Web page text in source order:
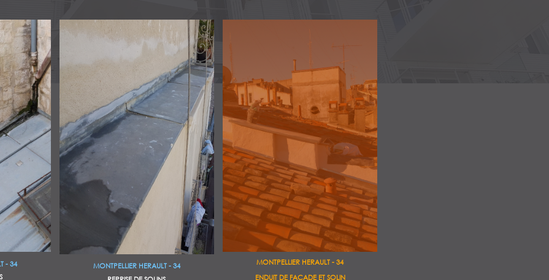
- 34
MONTPELLIER HERAULT - 34
MONTPELLIER HERAULT - 34
ENDUIT DE FACADE ET SOLIN